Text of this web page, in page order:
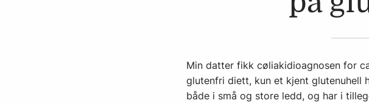
Min datter fikk cøliakidioagnosen for
glutenfri diett, kun et kjent glutenuhell
både i små og store ledd, og har i